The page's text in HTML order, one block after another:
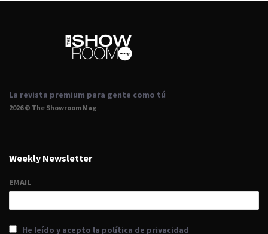
La revista premium para gente como tú
2026 © The Showroom Mag
Weekly Newsletter
EMAIL
He leído y acepto la política de privacidad